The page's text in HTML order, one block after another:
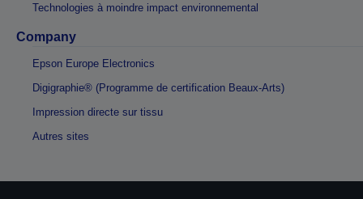
Technologies à moindre impact environnemental
Company
Epson Europe Electronics
Digigraphie® (Programme de certification Beaux-Arts)
Impression directe sur tissu
Autres sites